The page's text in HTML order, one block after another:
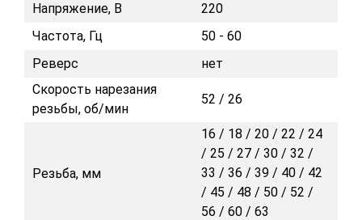
Напряжение, В
220
Частота, Гц
50 - 60
Реверс
нет
Скорость нарезания
резьбы, об/мин
52 / 26
Резьба, мм
16 / 18 / 20 / 22 / 24
/ 25 / 27 / 30 / 32 /
33 / 36 / 39 / 40 / 42
/ 45 / 48 / 50 / 52 /
56 / 60 / 63